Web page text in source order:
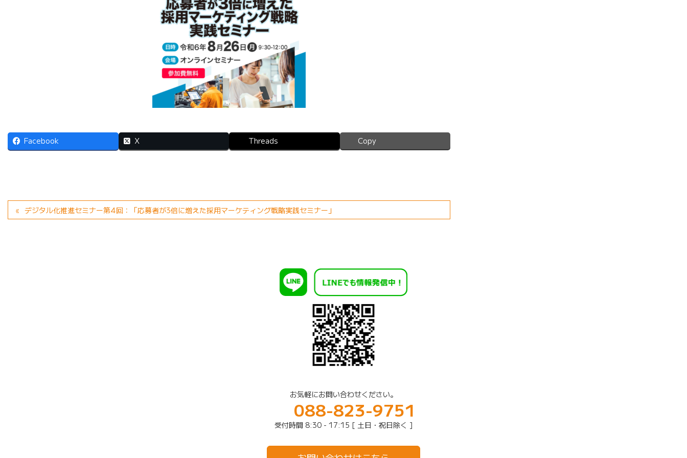
Facebook X Threads Copy
デジタル化推進セミナー第4回：「応募者が3倍に増えた採用マーケティング戦略実践セミナー」
お気軽にお問い合わせください。
088-823-9751
受付時間 8:30 - 17:15 [ 土日・祝日除く ]